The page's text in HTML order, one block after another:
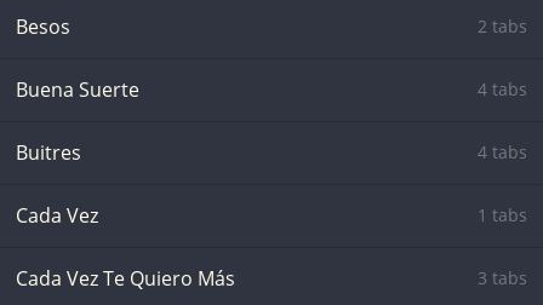
Besos 2 tabs
Buena Suerte 4 tabs
Buitres 4 tabs
Cada Vez 1 tabs
Cada Vez Te Quiero Más 3 tabs